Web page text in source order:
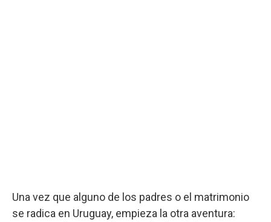
Una vez que alguno de los padres o el matrimonio
se radica en Uruguay, empieza la otra aventura: